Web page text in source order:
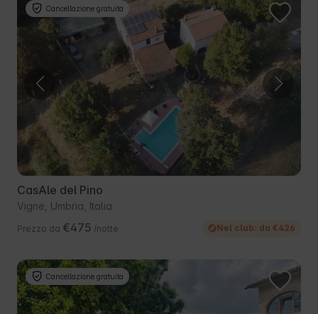
Cancellazione gratuita
CasAle del Pino
Vigne, Umbria, Italia
Prezzo da €475 /notte Nel club: da €426
Cancellazione gratuita